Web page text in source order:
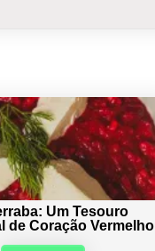
Um Tesouro
de Coração Vermelho